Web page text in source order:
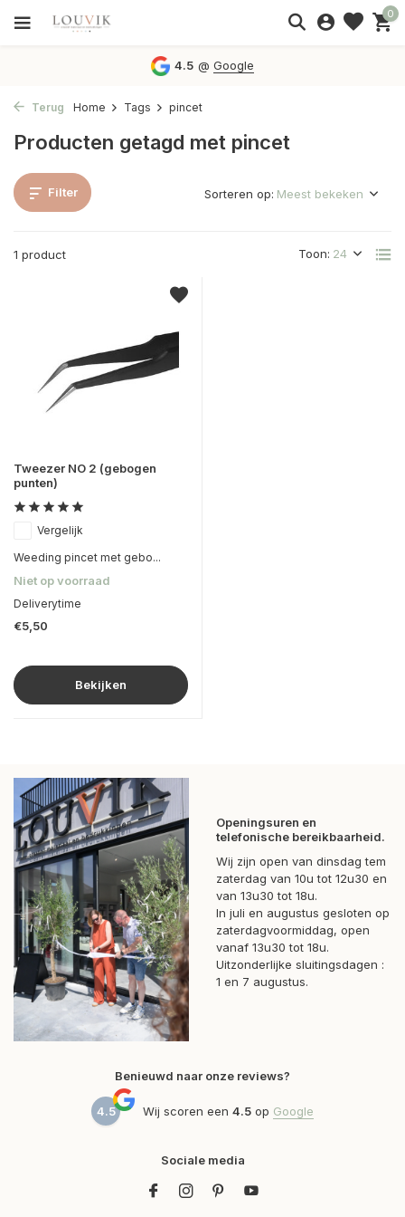
0
4.5 @Google
Terug Home Tags pincet
Producten getagd met pincet
Filter
1 product Toon:
Sorteren op:
Tweezer NO 2 (gebogen
punten)
Vergelijk
Weeding pincet met gebo...
Niet op voorraad
Deliverytime
€5,50
Bekijken
Openingsuren en
telefonische bereikbaarheid.
Wij zijn open van dinsdag tem
zaterdag van 10u tot 12u30 en
van 13u30 tot 18u.
In juli en augustus gesloten op
zaterdagvoormiddag, open
vanaf 13u30 tot 18u.
Uitzonderlijke sluitingsdagen :
1 en 7 augustus.
Benieuwd naar onze reviews?
4.5 Wij scoren een 4.5 op Google
Sociale media